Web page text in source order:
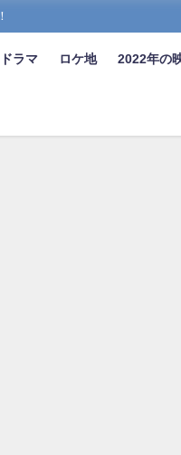
ドラマ ロケ地 2022年の